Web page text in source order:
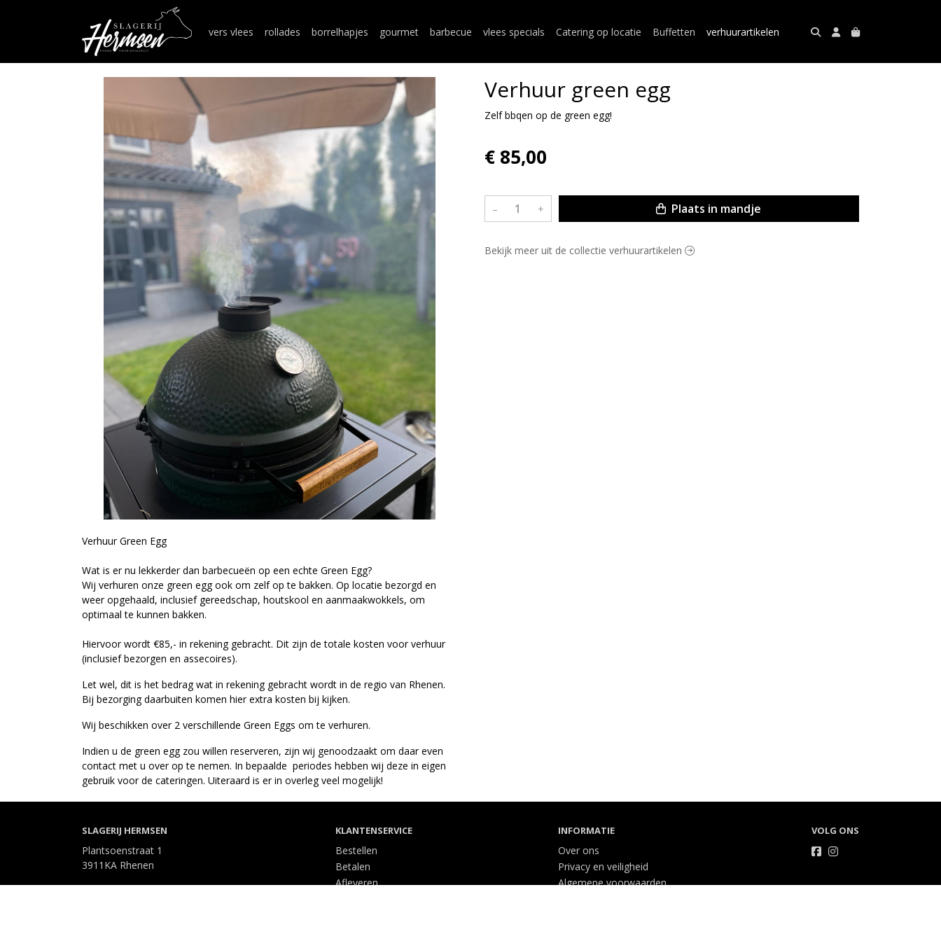
vers vlees rollades borrelhapjes gourmet barbecue vlees specials Catering op locatie Buffetten verhuurartikelen
Verhuur Green Egg
Wat is er nu lekkerder dan barbecueën op een echte Green Egg?
Wij verhuren onze green egg ook om zelf op te bakken. Op locatie bezorgd en
weer opgehaald, inclusief gereedschap, houtskool en aanmaakwokkels, om
optimaal te kunnen bakken.
Hiervoor wordt €85,- in rekening gebracht. Dit zijn de totale kosten voor verhuur
(inclusief bezorgen en assecoires).
Let wel, dit is het bedrag wat in rekening gebracht wordt in de regio van Rhenen.
Bij bezorging daarbuiten komen hier extra kosten bij kijken.
Wij beschikken over 2 verschillende Green Eggs om te verhuren.
Indien u de green egg zou willen reserveren, zijn wij genoodzaakt om daar even
contact met u over op te nemen. In bepaalde periodes hebben wij deze in eigen
gebruik voor de cateringen. Uiteraard is er in overleg veel mogelijk!
Verhuur green egg
Zelf bbqen op de green egg!
€ 85,00
– + Plaats in mandje
Bekijk meer uit de collectie verhuurartikelen
SLAGERIJ HERMSEN
Plantsoenstraat 1
3911KA Rhenen
KLANTENSERVICE
Bestellen
Betalen
Afleveren
INFORMATIE
Over ons
Privacy en veiligheid
Algemene voorwaarden
VOLG ONS